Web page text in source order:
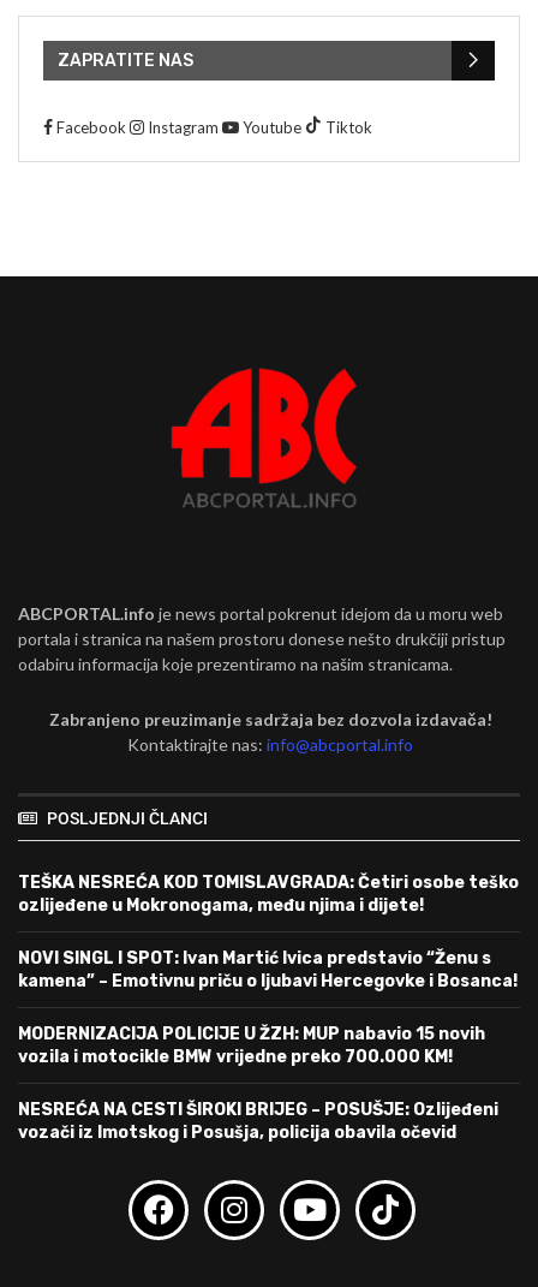
ZAPRATITE NAS
Facebook Instagram Youtube Tiktok
ABCPORTAL.info je news portal pokrenut idejom da u moru web
portala i stranica na našem prostoru donese nešto drukčiji pristup
odabiru informacija koje prezentiramo na našim stranicama.
Zabranjeno preuzimanje sadržaja bez dozvola izdavača!
Kontaktirajte nas:info@abcportal.info
POSLJEDNJI ČLANCI
TEŠKA NESREĆA KOD TOMISLAVGRADA: Četiri osobe teško
ozlijeđene u Mokronogama, među njima i dijete!
NOVI SINGL I SPOT: Ivan Martić Ivica predstavio “Ženu s
kamena” – Emotivnu priču o ljubavi Hercegovke i Bosanca!
MODERNIZACIJA POLICIJE U ŽZH: MUP nabavio 15 novih
vozila i motocikle BMW vrijedne preko 700.000 KM!
NESREĆA NA CESTI ŠIROKI BRIJEG – POSUŠJE: Ozlijeđeni
vozači iz Imotskog i Posušja, policija obavila očevid